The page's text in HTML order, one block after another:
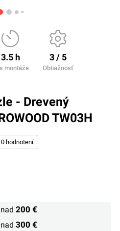
3.5 h
montáže
3 / 5
Obtiažnosť
- Drevený
TW03H
nad200 €
nad300 €